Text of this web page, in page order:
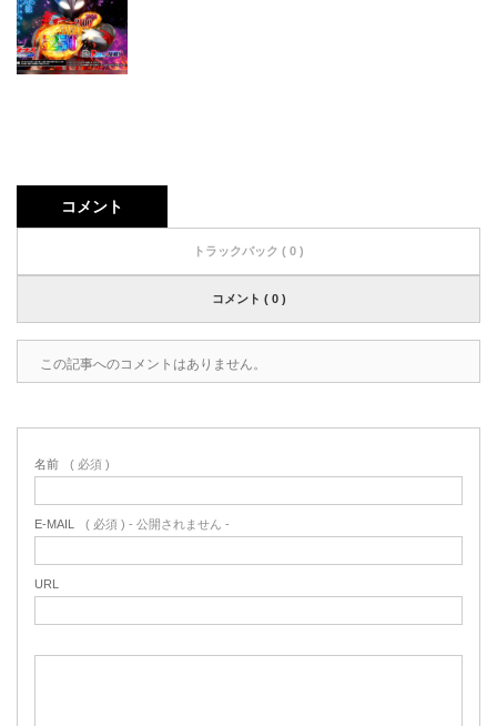
コメント
トラックバック ( 0 )
コメント ( 0 )
この記事へのコメントはありません。
名前 ( 必須 )
E-MAIL ( 必須 ) - 公開されません -
URL